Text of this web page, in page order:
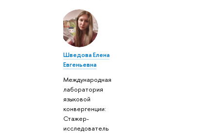
Шведова Елена
Евгеньевна
Международная
лаборатория
языковой
конвергенции:
Стажер-
исследователь